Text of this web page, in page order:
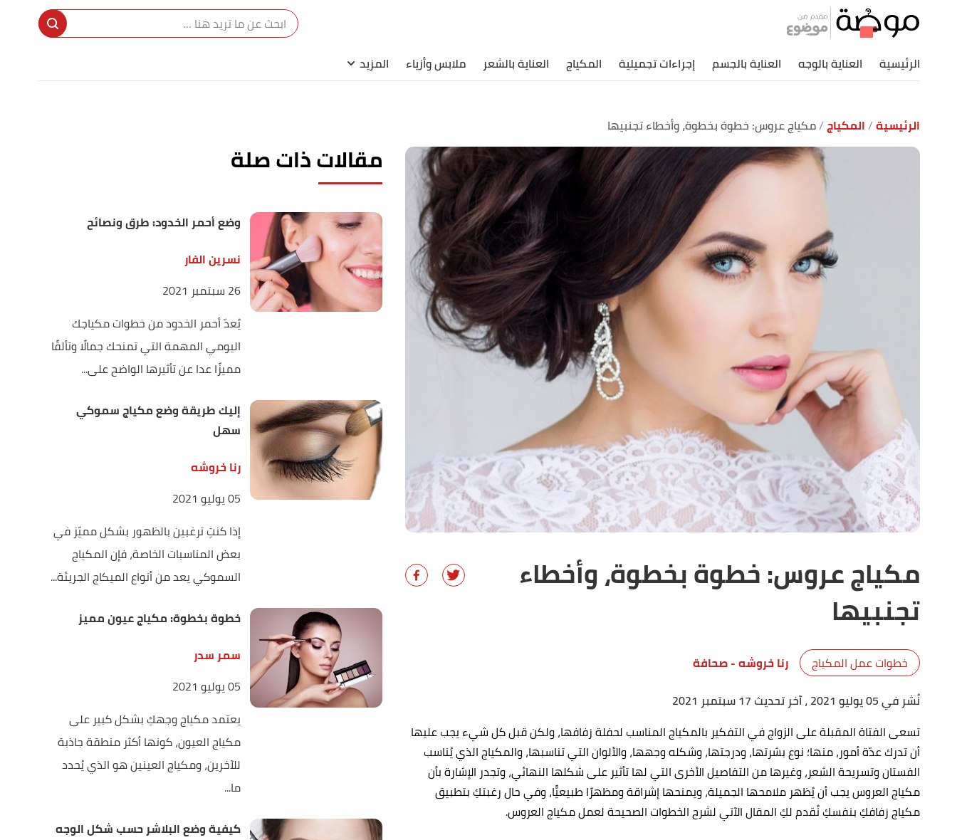
الرئيسية العناية بالوجه العناية بالجسم إجراءات تجميلية المكياج العناية بالشعر ملابس وأزياء المزيد
الرئيسية المكياج مكياج عروس: خطوة بخطوة، وأخطاء تجنبيها
مكياج عروس: خطوة بخطوة، وأخطاء
تجنبيها
خطوات عمل المكياج رنا خروشه- صحافة
نُشر في 05 يوليو 2021
، آخر تحديث 17 سبتمبر 2021
تسعى الفتاة المقبلة على الزواج في التفكير بالمكياج المناسب لحفلة زفافها، ولكن قبل كل شيء يجب عليها
أن تدرك عدّة أمور، منها؛ نوع بشرتها، ودرجتها، وشكله وجهها، والألوان التي تناسبها، والمكياج الذي يُناسب
الفستان وتسريحة الشعر، وغيرها من التفاصيل الأخرى التي لها تأثير على شكلها النهائي، وتجدر الإشارة بأن
مكياج العروس يجب أن يُظهر ملامحها الجميلة، ويمنحها إشراقة ومظهرًا طبيعيًّا، وفي حال رغبتكِ بتطبيق
مكياج زفافكِ بنفسكِ نُقدم لكِ المقال الآتي لشرح الخطوات الصحيحة لعمل مكياج العروس.
مقالات ذات صلة
وضع أحمر الخدود: طرق ونصائح
نسرين الفار
26 سبتمبر 2021
يُعدّ أحمر الخدود من خطوات مكياجك
اليومي المهمة التي تمنحك جمالًا وتألقًا
مميزًا عدا عن تأثيرها الواضح على...
إليك طريقة وضع مكياج سموكي
سهل
رنا خروشه
05 يوليو 2021
إذا كنتِ ترغبين بالظهور بشكل مميّز في
بعض المناسبات الخاصة، فإن المكياج
السموكي يعد من أنواع الميكاج الجريئة...
خطوة بخطوة: مكياج عيون مميز
سمر سدر
05 يوليو 2021
يعتمد مكياج وجهكِ بشكل كبير على
مكياج العيون، كونها أكثر منطقة جاذبة
للآخرين، ومكياج العينين هو الذي يُحدد
ما...
كيفية وضع البلاشر حسب شكل الوجه